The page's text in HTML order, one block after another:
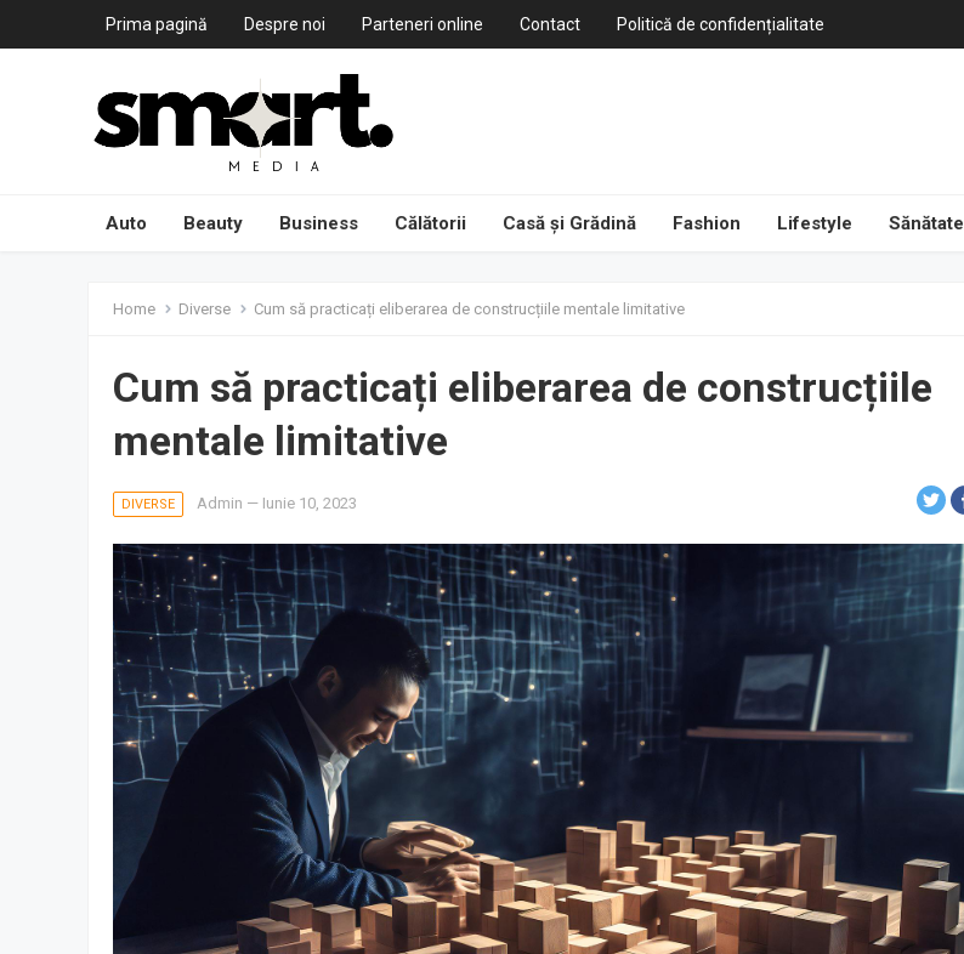
Prima pagină Despre noi Parteneri online Contact Politică de confidențialitate
Auto Beauty Business Călătorii Casă și Grădină Fashion Lifestyle Sănătate
Home Diverse Cum să practicați eliberarea de construcțiile mentale limitative
Cum să practicați eliberarea de construcțiile
mentale limitative
DIVERSE Admin — Iunie 10, 2023